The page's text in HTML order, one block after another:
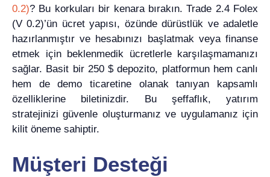
0.2)? Bu korkuları bir kenara bırakın. Trade 2.4 Folex
(V 0.2)’ün ücret yapısı, özünde dürüstlük ve adaletle
hazırlanmıştır ve hesabınızı başlatmak veya finanse
etmek için beklenmedik ücretlerle karşılaşmamanızı
sağlar. Basit bir 250 $ depozito, platformun hem canlı
hem de demo ticaretine olanak tanıyan kapsamlı
özelliklerine biletinizdir. Bu şeffaflık, yatırım
stratejinizi güvenle oluşturmanız ve uygulamanız için
kilit öneme sahiptir.
Müşteri Desteği